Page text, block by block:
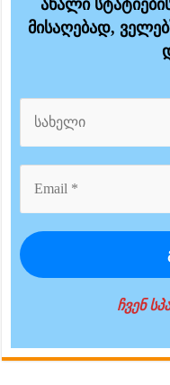
ახალი
მისაღებად,
ჩვენ